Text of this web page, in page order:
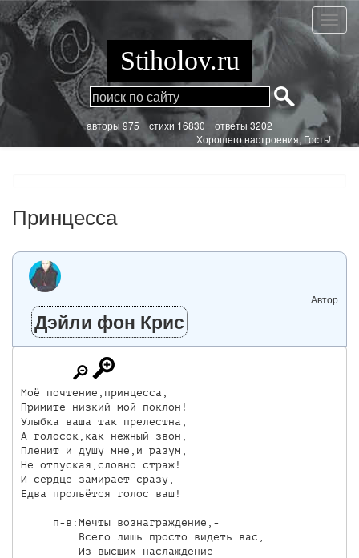
Перейти
к
основному
содержанию
Stiholov.ru
aвторы 975стихи 16830 ответы 3202
Хорошего настроения, Гость!
Принцесса
Автор
Дэйли фон Крис
Моё почтение,принцесса,
Примите низкий мой поклон!
Улыбка ваша так прелестна,
А голосок,как нежный звон,
Пленит и душу мне,и разум,
Не отпуская,словно страж!
И сердце замирает сразу,
Едва прольётся голос ваш!
     п-в:Мечты вознаграждение,-
         Всего лишь просто видеть вас,
         Из высших наслаждение -